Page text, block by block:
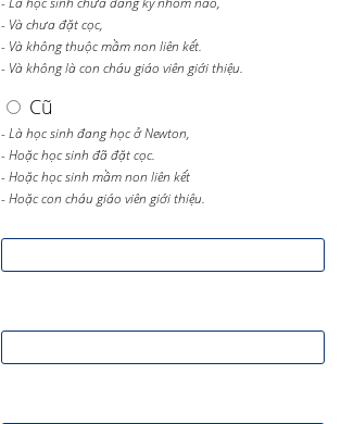
- Và chưa đặt cọc,
- Và không thuộc mầm non liên kết.
- Và không là con cháu giáo viên giới thiệu.
Cũ
- Là học sinh đang học ở Newton,
- Hoặc học sinh đã đặt cọc.
- Hoặc học sinh mầm non liên kết
- Hoặc con cháu giáo viên giới thiệu.